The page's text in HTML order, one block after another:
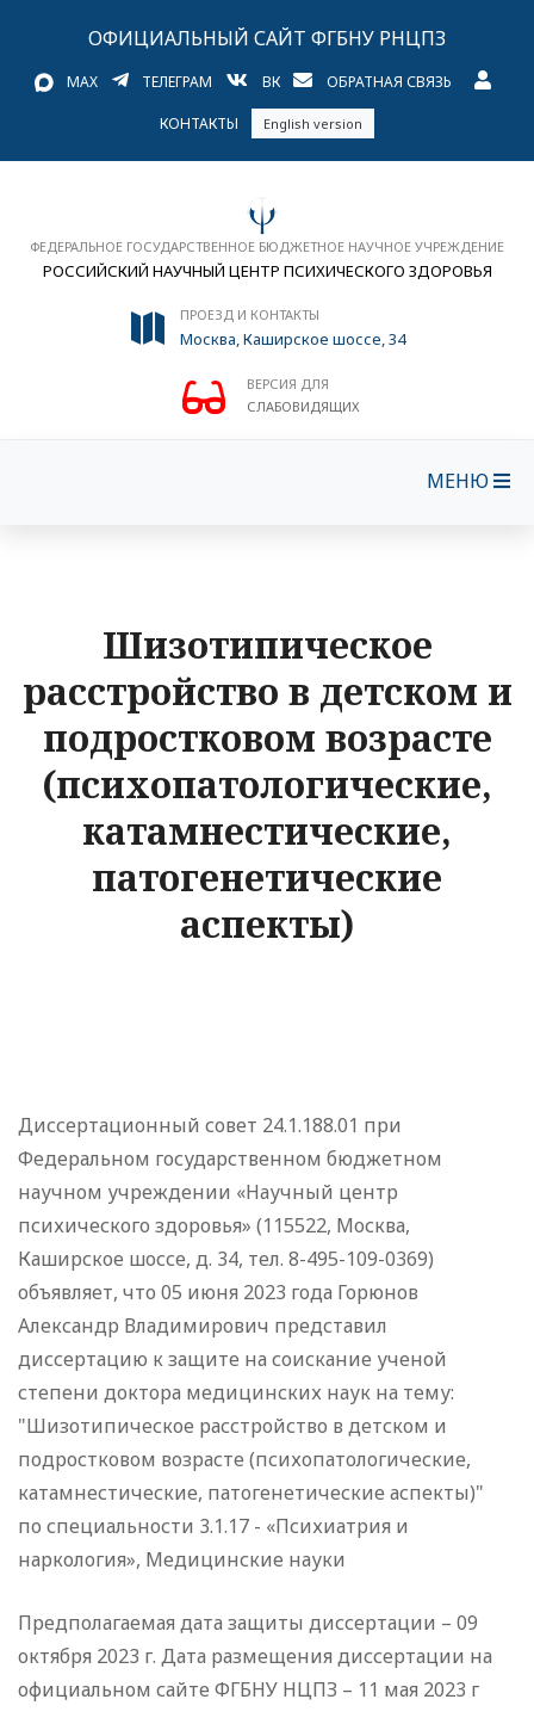
ОФИЦИАЛЬНЫЙ САЙТ ФГБНУ РНЦПЗ
MAX ТЕЛЕГРАМ ВК ОБРАТНАЯ СВЯЗЬ
КОНТАКТЫ English version
ФЕДЕРАЛЬНОЕ ГОСУДАРСТВЕННОЕ БЮДЖЕТНОЕ НАУЧНОЕ УЧРЕЖДЕНИЕ
РОССИЙСКИЙ НАУЧНЫЙ ЦЕНТР ПСИХИЧЕСКОГО ЗДОРОВЬЯ
ПРОЕЗД И КОНТАКТЫ
Москва, Каширское шоссе, 34
ВЕРСИЯ ДЛЯ
СЛАБОВИДЯЩИХ
МЕНЮ
Шизотипическое
расстройство в детском и
подростковом возрасте
(психопатологические,
катамнестические,
патогенетические
аспекты)
Диссертационный совет 24.1.188.01 при
Федеральном государственном бюджетном
научном учреждении «Научный центр
психического здоровья» (115522, Москва,
Каширское шоссе, д. 34, тел. 8-495-109-0369)
объявляет, что 05 июня 2023 года Горюнов
Александр Владимирович представил
диссертацию к защите на соискание ученой
степени доктора медицинских наук на тему:
"Шизотипическое расстройство в детском и
подростковом возрасте (психопатологические,
катамнестические, патогенетические аспекты)"
по специальности 3.1.17 - «Психиатрия и
наркология», Медицинские науки
Предполагаемая дата защиты диссертации – 09
октября 2023 г. Дата размещения диссертации на
официальном сайте ФГБНУ НЦПЗ – 11 мая 2023 г